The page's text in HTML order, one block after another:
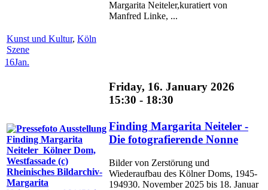
Margarita Neiteler,kuratiert von
Manfred Linke, ...
Kunst und Kultur, Köln
Szene
16Jan.
Friday, 16. January 2026
15:30 - 18:30
Finding Margarita Neiteler -
Die fotografierende Nonne
Bilder von Zerstörung und
Wiederaufbau des Kölner Doms, 1945-
194930. November 2025 bis 18. Januar